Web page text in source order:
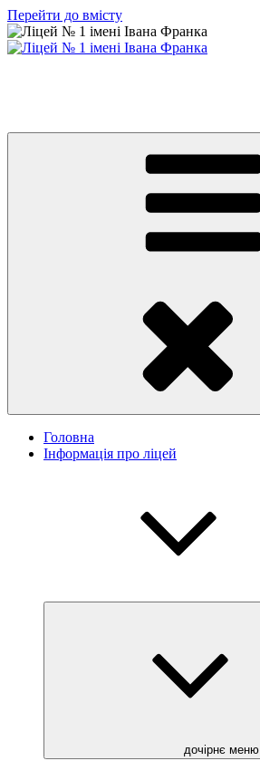
Перейти до вмісту
Головна
Інформація про ліцей
дочірнє меню